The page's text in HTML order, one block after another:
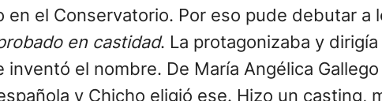
el Conservatorio. Por eso pude debutar a
en castidad. La protagonizaba y
inventó el nombre. De María Angélica
y Chicho eligió ese. Hizo un casting,